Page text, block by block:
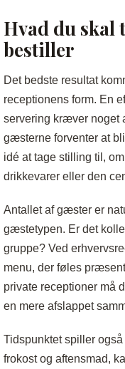
Hvad du skal
bestiller
Det bedste resultat
receptionens form. En
servering kræver noget
gæsterne forventer at
idé at tage stilling til,
drikkevarer eller den
Antallet af gæster er
gæstetypen. Er det
gruppe? Ved
menu, der føles
private receptioner må
en mere afslappet
Tidspunktet spiller
frokost og aftensmad,